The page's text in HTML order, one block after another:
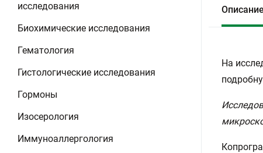
исследования
Биохимические исследования
Гематология
Гистологические исследования
Гормоны
Изосерология
Иммуноаллергология
Описание
На